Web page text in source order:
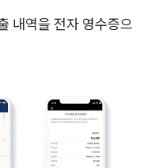
내역을 전자 영수증으